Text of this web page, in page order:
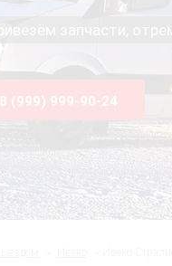
запчасти,
8 (999) 999-90-24